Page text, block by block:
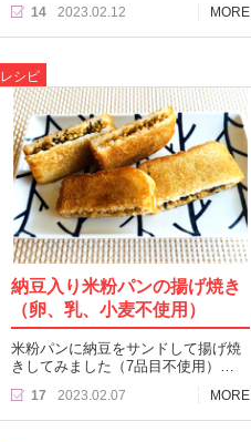
14 2023.02.12 MORE
レシピ
納豆入り米粉パンの揚げ焼き
（卵、乳、小麦不使用）
米粉パンに納豆をサンドして揚げ焼
きしてみました（7品目不使用）…
17 2023.02.07 MORE